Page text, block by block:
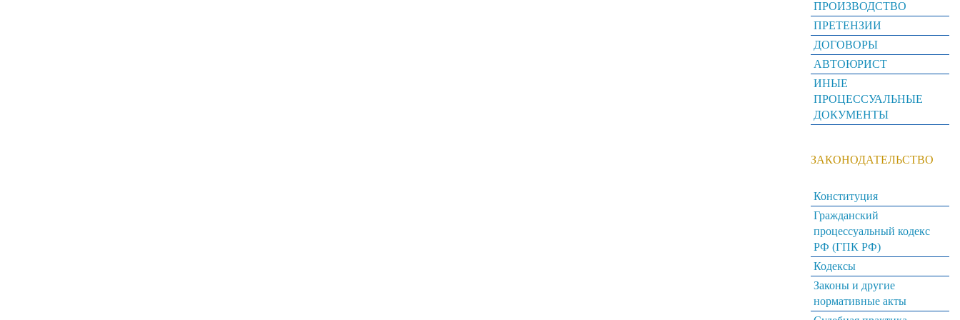
ПРОИЗВОДСТВО
ПРЕТЕНЗИИ
ДОГОВОРЫ
АВТОЮРИСТ
ИНЫЕ
ПРОЦЕССУАЛЬНЫЕ
ДОКУМЕНТЫ
ЗАКОНОДАТЕЛЬСТВО
Конституция
Гражданский
процессуальный кодекс
РФ (ГПК РФ)
Кодексы
Законы и другие
нормативные акты